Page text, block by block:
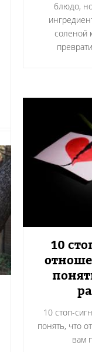
блюдо,
соленой
10
10 стоп-
понять, что
вам